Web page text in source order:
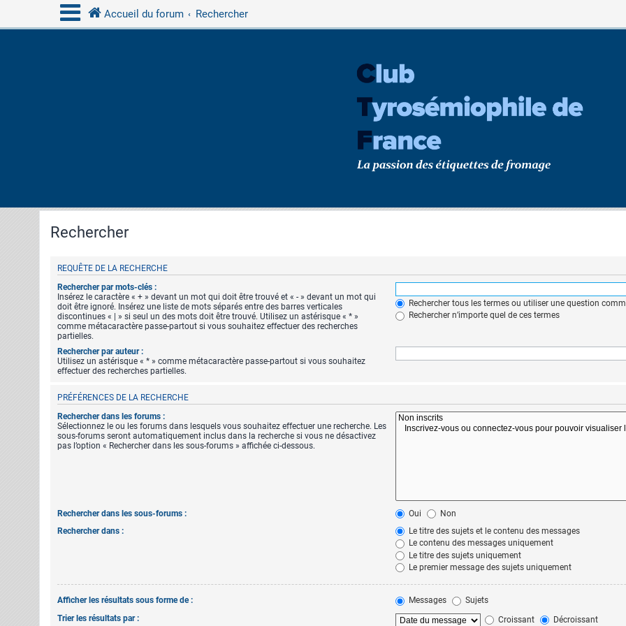
Accueil du forum Rechercher
Rechercher
REQUÊTE DE LA RECHERCHE
Rechercher par mots-clés :
Insérez le caractère « + » devant un mot qui doit être trouvé et « - » devant un mot qui
doit être ignoré. Insérez une liste de mots séparés entre des barres verticales
discontinues « | » si seul un des mots doit être trouvé. Utilisez un astérisque « * »
comme métacaractère passe-partout si vous souhaitez effectuer des recherches
partielles.
Rechercher tous les termes ou utiliser une question
Rechercher n’importe quel de ces termes
Rechercher par auteur :
Utilisez un astérisque « * » comme métacaractère passe-partout si vous souhaitez
effectuer des recherches partielles.
PRÉFÉRENCES DE LA RECHERCHE
Rechercher dans les forums :
Sélectionnez le ou les forums dans lesquels vous souhaitez effectuer une recherche. Les
sous-forums seront automatiquement inclus dans la recherche si vous ne désactivez
pas l’option « Rechercher dans les sous-forums » affichée ci-dessous.
Rechercher dans les sous-forums : Oui
Non
Rechercher dans :
Le titre des sujets et le contenu des messages
Le contenu des messages uniquement
Le titre des sujets uniquement
Le premier message des sujets uniquement
Afficher les résultats sous forme de : Messages
Sujets
Trier les résultats par :
Croissant Décroissant